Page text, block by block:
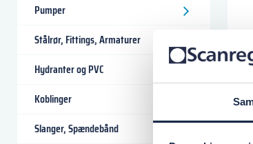
Pumper
Stålrør, Fittings, Armaturer
Hydranter og PVC
Koblinger
Slanger, Spændebånd